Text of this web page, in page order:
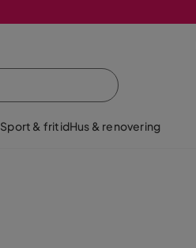
Sport & fritidHus & renovering